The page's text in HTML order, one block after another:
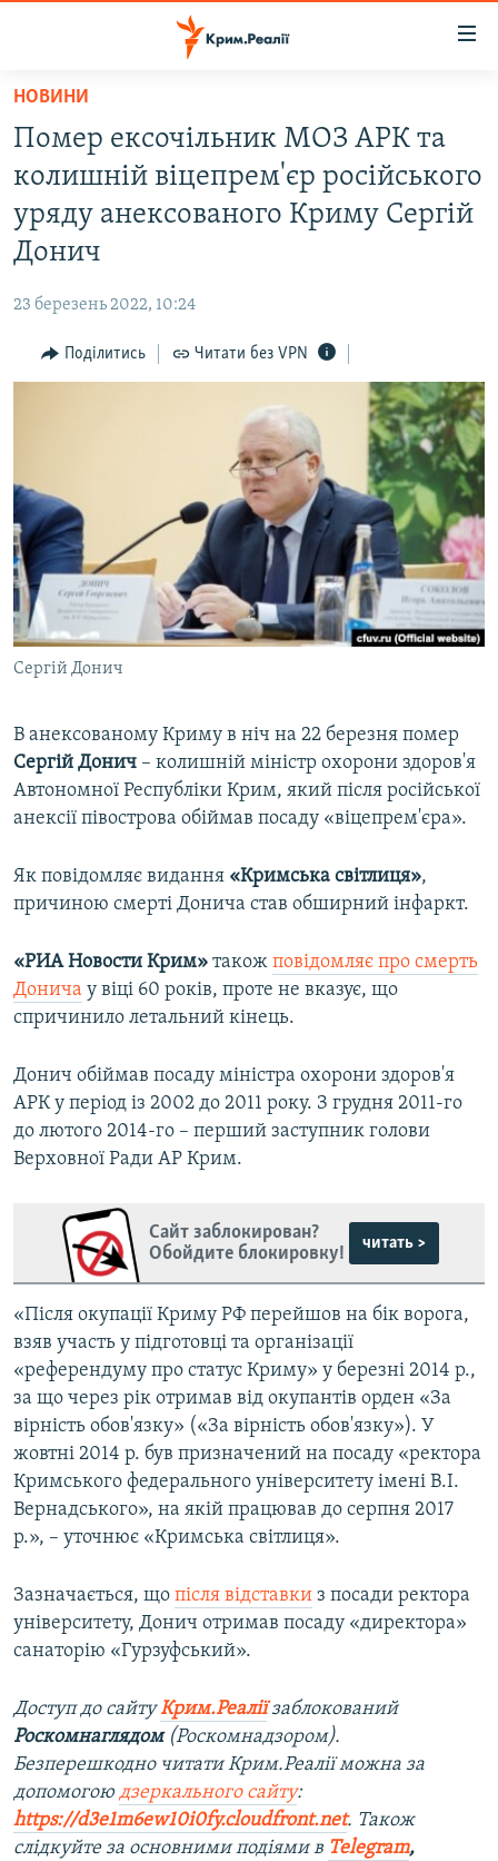
Перейти
основного
матеріалу
до
основної
Перейти
пошуку
ВОДА.КРИМ
ПОЛІТИКА
ПОГЛЯД
ІНТЕРВ'Ю
ВІДЕОУРОКИ «ELIFBE»
СВІДЧЕННЯ ОКУПАЦІЇ
УКРАЇНСЬКА ПРОБЛЕМА КРИМУ
ІНФОГРАФІКА
ЯК ОБІЙТИ БЛОКУВАННЯ
Русский
Qırımtatar
ДОЛУЧАЙСЯ!
Усі сайти RFE/RL
НОВИНИ
Помер ексочільник МОЗ АРК та
колишній віцепрем'єр російського
уряду анексованого Криму Сергій
Донич
23 березень 2022, 10:24
Поділитись Читати без VPN
Сергій Донич
В анексованому Криму в ніч на 22 березня помер
Сергій Донич – колишній міністр охорони здоров'я
Автономної Республіки Крим, який після російської
анексії півострова обіймав посаду «віцепрем'єра».
Як повідомляє видання «Кримська світлиця»,
причиною смерті Донича став обширний інфаркт.
«РИА Новости Крим» також повідомляє про смерть
Донича у віці 60 років, проте не вказує, що
спричинило летальний кінець.
Донич обіймав посаду міністра охорони здоров'я
АРК у період із 2002 до 2011 року. З грудня 2011-го
до лютого 2014-го – перший заступник голови
Верховної Ради АР Крим.
Сайт заблокирован?
Обойдите блокировку!
читать >
«Після окупації Криму РФ перейшов на бік ворога,
взяв участь у підготовці та організації
«референдуму про статус Криму» у березні 2014 р.,
за що через рік отримав від окупантів орден «За
вірність обов'язку» («За вірність обов'язку»). У
жовтні 2014 р. був призначений на посаду «ректора
Кримського федерального університету імені В.І.
Вернадського», на якій працював до серпня 2017
р.», – уточнює «Кримська світлиця».
Зазначається, що після відставки з посади ректора
університету, Донич отримав посаду «директора»
санаторію «Гурзуфський».
Доступ до сайтуКрим.Реаліїзаблокований
Роскомнаглядом (Роскомнадзором).
Безперешкодно читати Крим.Реалії можна за
допомогою дзеркального сайту:
https://d3e1m6ew10i0fy.cloudfront.net. Також
слідкуйте за основними подіями в Telegram,